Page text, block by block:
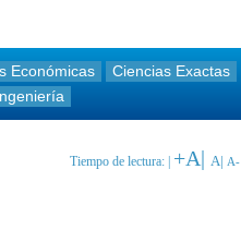
Económicas Ciencias Exactas
Ingeniería
Tiempo de lectura: | +A| A| A-